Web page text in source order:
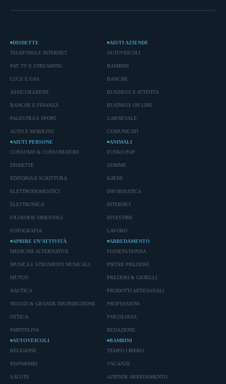
DISDETTE
TELEFONIA E INTERNET
PAY TV E STREAMING
LUCE E GAS
ASSICURAZIONI
BANCHE E FINANZA
PALESTRA E SPORT
AUTO E MOBILITA'
AIUTI AZIENDE
AUTOVEICOLI
BAMBINI
BANCHE
BUSINESS E ATTIVITÀ
BUSINESS ON LINE
CARNEVALE
COMUNICATI
AIUTI PERSONE
CONSUMO & CONSUMATORI
DISDETTE
EDITORIA E SCRITTURA
ELETTRODOMESTICI
ELETTRONICA
FILOSOFIE ORIENTALI
FOTOGRAFIA
ANIMALI
FUNKO POP
GOMME
IGIENE
INFORMATICA
INTERNET
INVESTIRE
LAVORO
APRIRE UN’ATTIVITÀ
MEDICINE ALTERNATIVE
MUSICA E STRUMENTI MUSICALI
MUTUO
NAUTICA
NEGOZI & GRANDE DISTRIBUZIONE
OTTICA
PARTITA IVA
ARREDAMENTO
PIANETA DONNA
PIETRE PREZIOSE
PREZIOSI & GIOIELLI
PRODOTTI ARTIGIANALI
PROFESSIONI
PSICOLOGIA
REDAZIONE
AUTOVEICOLI
RELIGIONE
RISPARMIO
SALUTE
BAMBINI
TEMPO LIBERO
VACANZE
AZIENDE ARREDAMENTO